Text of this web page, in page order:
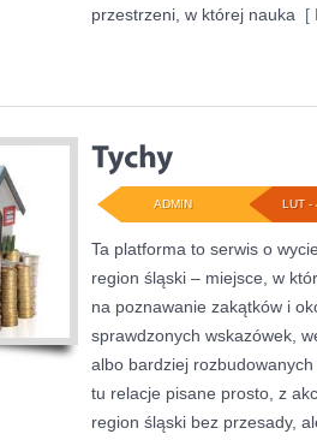
przestrzeni, w której nauka [
LUT -
ADMIN
Ta platforma to serwis o
region śląski – miejsce, w
na poznawanie zakątków i
sprawdzonych wskazówek,
albo bardziej
tu relacje pisane prosto, z
region śląski bez przesady,